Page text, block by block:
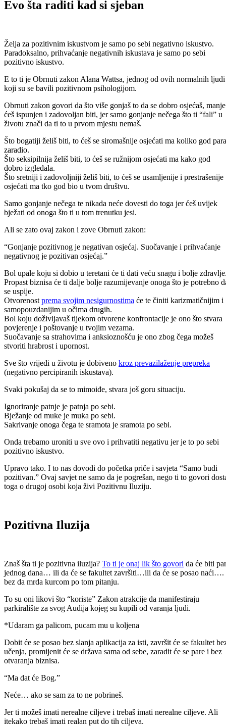
Evo šta raditi kad si sjeban
Želja za pozitivnim iskustvom je samo po sebi negativno iskustvo.
Paradoksalno, prihvaćanje negativnih iskustava je samo po sebi
pozitivno iskustvo.
E to ti je Obrnuti zakon Alana Wattsa, jednog od ovih normalnih ljudi
koji su se bavili pozitivnom psihologijom.
Obrnuti zakon govori da što više gonjaš to da se dobro osjećaš, manje
ćeš ispunjen i zadovoljan biti, jer samo gonjanje nečega što ti “fali” u
životu znači da ti to u prvom mjestu nemaš.
Što bogatiji želiš biti, to ćeš se siromašnije osjećati ma koliko god para
zaradio.
Što seksipilnija želiš biti, to ćeš se ružnijom osjećati ma kako god
dobro izgledala.
Što sretniji i zadovoljniji želiš biti, to ćeš se usamljenije i prestrašenije
osjećati ma tko god bio u tvom društvu.
Samo gonjanje nečega te nikada neće dovesti do toga jer ćeš uvijek
bježati od onoga što ti u tom trenutku jesi.
Ali se zato ovaj zakon i zove Obrnuti zakon:
“Gonjanje pozitivnog je negativan osjećaj. Suočavanje i prihvaćanje
negativnog je pozitivan osjećaj.”
Bol upale koju si dobio u teretani će ti dati veću snagu i bolje
Propast biznisa će ti dalje bolje razumijevanje onoga što je potrebno
se uspije.
Otvorenost prema svojim nesigurnostima će te činiti karizmatičnijim i
samopouzdanijim u očima drugih.
Bol koju doživljavaš tijekom otvorene konfrontacije je ono što stvara
povjerenje i poštovanje u tvojim vezama.
Suočavanje sa strahovima i anksioznošću je ono zbog čega možeš
stvoriti hrabrost i upornost.
Sve što vrijedi u životu je dobiveno kroz prevazilaženje prepreka
(negativno percipiranih iskustava).
Svaki pokušaj da se to mimoiđe, stvara još goru situaciju.
Ignoriranje patnje je patnja po sebi.
Bježanje od muke je muka po sebi.
Sakrivanje onoga čega te sramota je sramota po sebi.
Onda trebamo uroniti u sve ovo i prihvatiti negativu jer je to po sebi
pozitivno iskustvo.
Upravo tako. I to nas dovodi do početka priče i savjeta “Samo budi
pozitivan.” Ovaj savjet ne samo da je pogrešan, nego ti to govori
toga o drugoj osobi koja živi Pozitivnu Iluziju.
Pozitivna Iluzija
Znaš šta ti je pozitivna iluzija? To ti je onaj lik što govori da će biti
jednog dana… ili da će se fakultet završiti…ili da će se posao naći….
bez da mrda kurcom po tom pitanju.
To su oni likovi što “koriste” Zakon atrakcije da manifestiraju
parkiralište za svog Audija kojeg su kupili od varanja ljudi.
*Udaram ga palicom, pucam mu u koljena
Dobit će se posao bez slanja aplikacija za isti, završit će se fakultet
učenja, promijenit će se država sama od sebe, zaradit će se pare i bez
otvaranja biznisa.
“Ma dat će Bog.”
Neće… ako se sam za to ne pobrineš.
Jer ti možeš imati nerealne ciljeve i trebaš imati nerealne ciljeve. Ali
itekako trebaš imati realan put do tih ciljeva.